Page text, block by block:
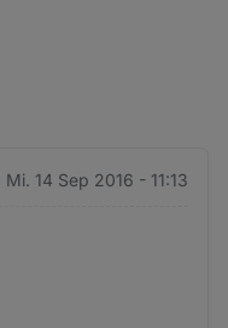
Mi. 14 Sep 2016 - 11:13